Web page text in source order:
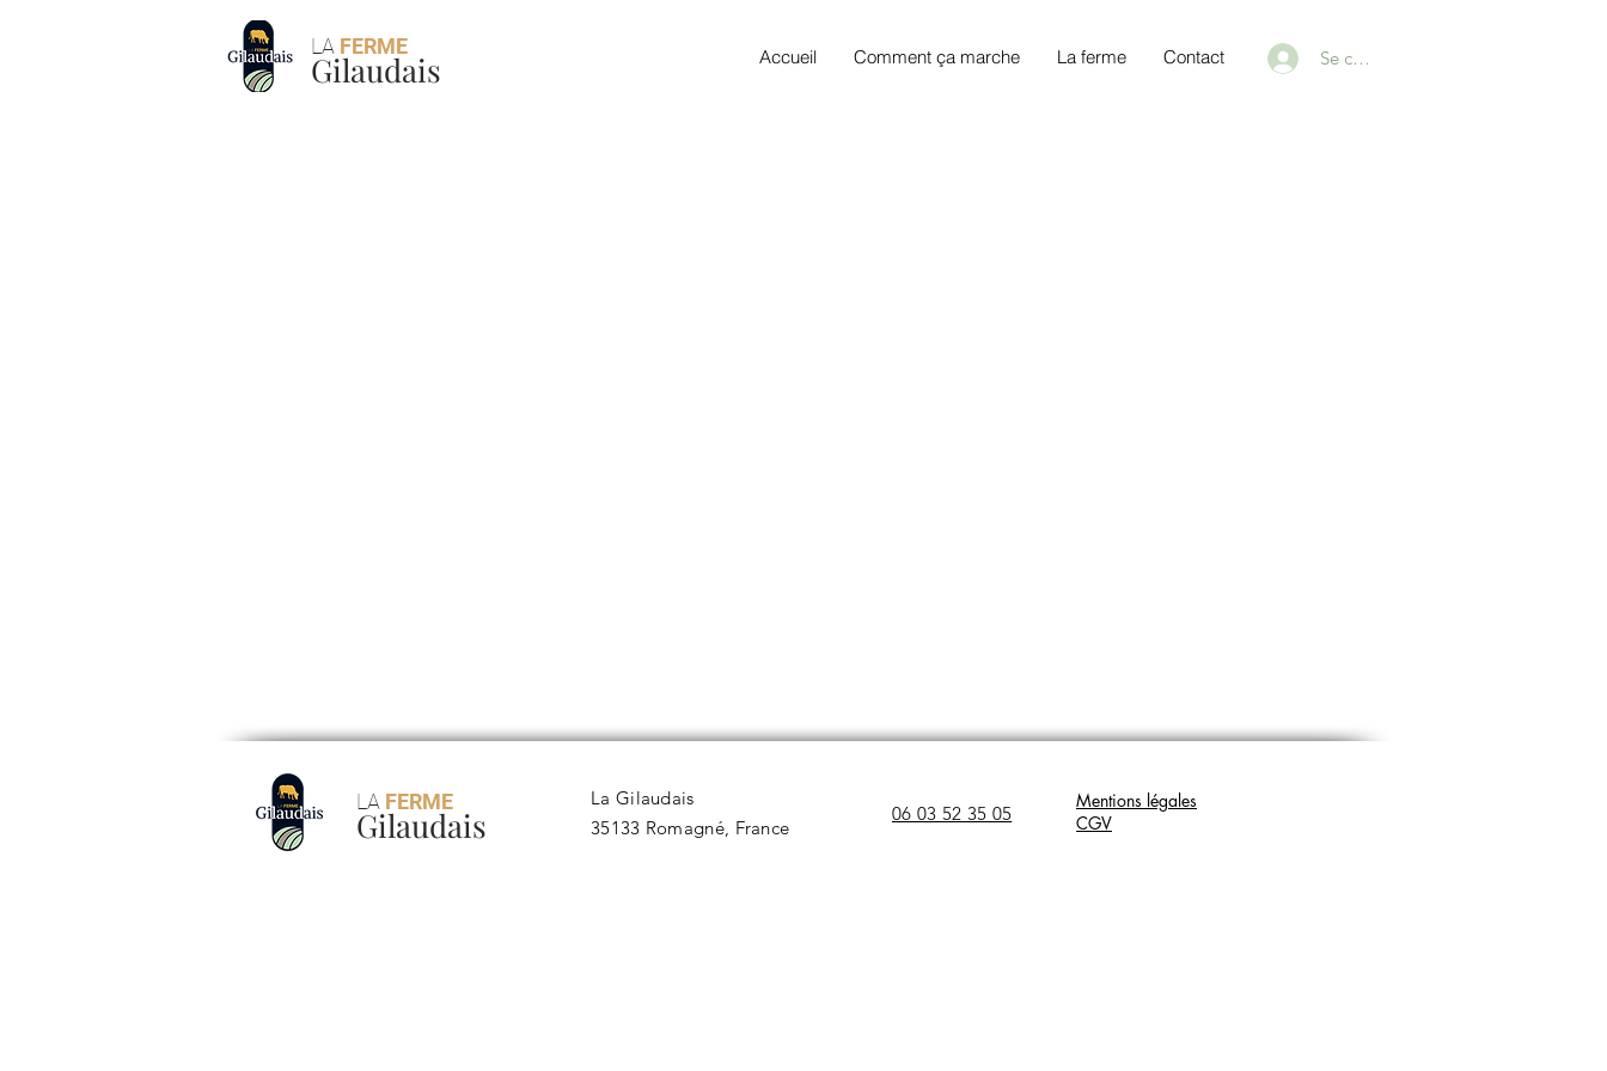
LA FERME
Gilaudais Accueil Comment ça marche La ferme Contact Se connecter
LA FERME
Gilaudais
La Gilaudais
35133 Romagné, France​​
06 03 52 35 05
Mentions légales
CGV